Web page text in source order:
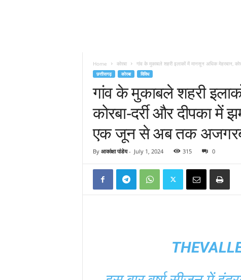
Home कोरबा गांव के मुकाबले शहरी इलाकों में मानसून अधिक मेहरबान,
छत्तीसगढ़ कोरबा विविध
गांव के मुकाबले शहरी
कोरबा-दर्री और दीपका में
एक जून से अब तक
By आकांक्षा पांडेय- July 1, 2024 315 0